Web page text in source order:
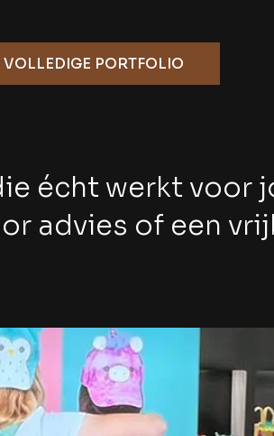
PORTFOLIO
écht werkt voor
advies of een